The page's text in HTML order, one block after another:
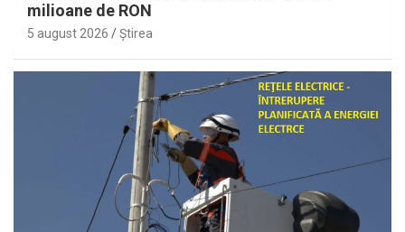
milioane de RON
5 august 2026 Ştirea